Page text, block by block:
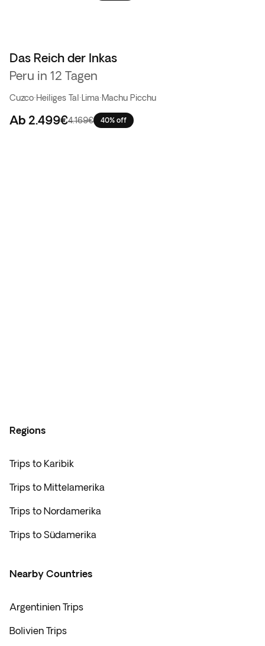
Bestseller
Das Reich der Inkas
Peru in 12 Tagen
Cuzco·Heiliges Tal · Lima·Machu Picchu
Ab 2.499€4.169€ 40% off
Regions
Trips to Karibik
Trips to Mittelamerika
Trips to Nordamerika
Trips to Südamerika
Nearby Countries
Argentinien Trips
Bolivien Trips